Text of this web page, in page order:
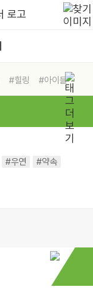
#힐링
#아이들
#우연
#약속